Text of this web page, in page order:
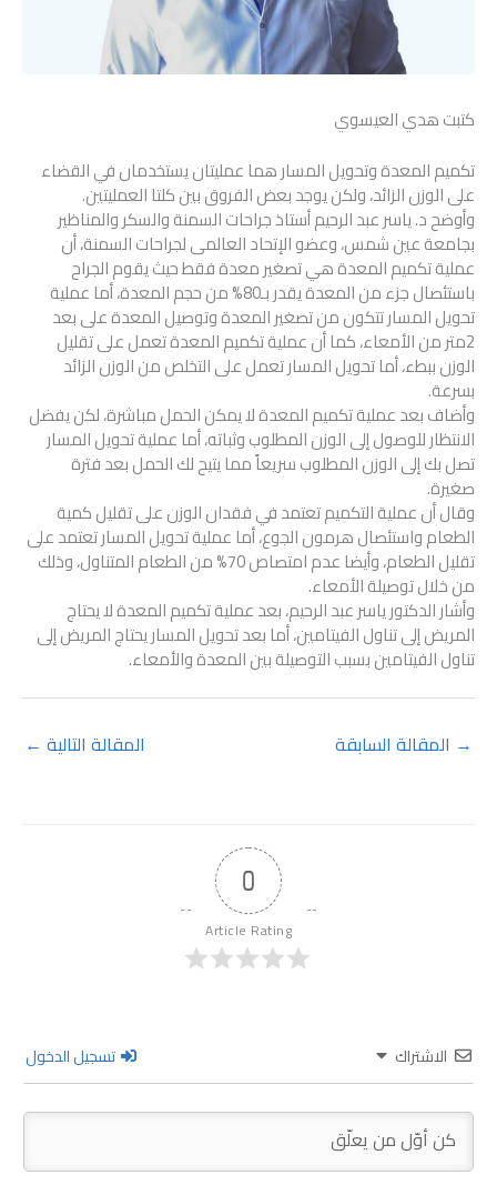
كتبت هدي العيسوي
تكميم المعدة وتحويل المسار هما عمليتان يستخدمان في القضاء
على الوزن الزائد، ولكن يوجد بعض الفروق بين كلتا العمليتين.
وأوضح د. ياسر عبد الرحيم أستاذ جراحات السمنة والسكر والمناظير
بجامعة عين شمس، وعضو الإتحاد العالمى لجراحات السمنة، أن
عملية تكميم المعدة هي تصغير معدة فقط حيث يقوم الجراح
باستئصال جزء من المعدة يقدر بـ80% من حجم المعدة، أما عملية
تحويل المسار تتكون من تصغير المعدة وتوصيل المعدة على بعد
2متر من الأمعاء، كما أن عملية تكميم المعدة تعمل على تقليل
الوزن ببطء، أما تحويل المسار تعمل على التخلص من الوزن الزائد
بسرعة.
وأضاف بعد عملية تكميم المعدة لا يمكن الحمل مباشرة، لكن يفضل
الانتظار للوصول إلى الوزن المطلوب وثباته، أما عملية تحويل المسار
تصل بك إلى الوزن المطلوب سريعاً مما يتيح لك الحمل بعد فترة
صغيرة.
وقال أن عملية التكميم تعتمد في فقدان الوزن على تقليل كمية
الطعام واستئصال هرمون الجوع، أما عملية تحويل المسار تعتمد على
تقليل الطعام، وأيضا عدم امتصاص 70% من الطعام المتناول، وذلك
من خلال توصيلة الأمعاء.
وأشار الدكتور ياسر عبد الرحيم، بعد عملية تكميم المعدة لا يحتاج
المريض إلى تناول الفيتامين، أما بعد تحويل المسار يحتاج المريض إلى
تناول الفيتامين بسبب التوصيلة بين المعدة والأمعاء.
→ المقالة السابقة المقالة التالية ←
0
Article Rating
الاشتراك تسجيل الدخول